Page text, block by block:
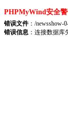
PHPMyWind安全
错误文件：/newsshow-
错误信息 ：连接数据